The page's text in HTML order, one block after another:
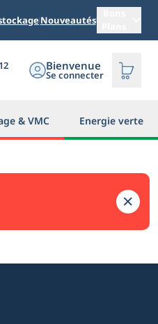
Nouveautés
Bienvenue
Se connecter
& VMC Energie verte